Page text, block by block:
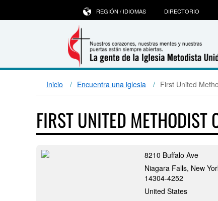
REGIÓN / IDIOMAS DIRECTORIO
Inicio Encuentra una iglesia First United
FIRST UNITED METHODIST
8210 Buffalo Ave
Niagara Falls, New
14304-4252
United States